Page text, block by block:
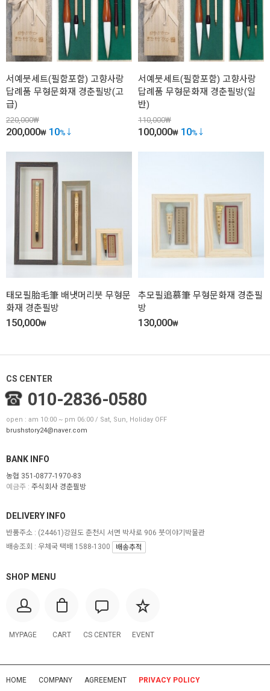
서예붓세트(필함포함) 고향사랑
답례품 무형문화재 경춘필방(고
급)
220,000₩
200,000₩ 10%
서예붓세트(필함포함) 고향사랑
답례품 무형문화재 경춘필방(일
반)
110,000₩
100,000₩ 10%
태모필胎毛筆 배냇머리붓 무형문
화재 경춘필방
150,000₩
추모필追慕筆 무형문화재 경춘필
방
130,000₩
CS CENTER
010-2836-0580
open : am 10:00 ~ pm 06:00 / Sat, Sun, Holiday OFF
brushstory24@naver.com
BANK INFO
농협 351-0877-1970-83
예금주 : 주식회사 경춘필방
SHOP MENU
MYPAGE CART CS CENTER EVENT
DELIVERY INFO
반품주소 : (24461)강원도 춘천시 서면 박사로 906 붓이야기박물관
배송조회 : 우체국 택배 1588-1300
배송추적
HOME COMPANY AGREEMENT PRIVACY POLICY